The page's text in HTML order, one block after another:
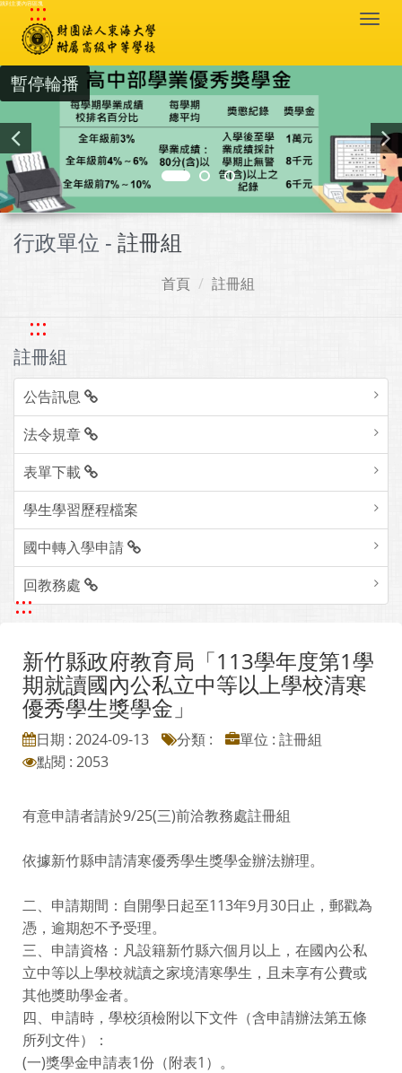
跳到主要內容區塊
:::
暫停輪播
行政單位 - 註冊組
首頁 註冊組
:::
註冊組
公告訊息
法令規章
表單下載
學生學習歷程檔案
國中轉入學申請
回教務處
:::
新竹縣政府教育局「113學年度第1學
期就讀國內公私立中等以上學校清寒
優秀學生獎學金」
日期 : 2024-09-13 分類 :
單位 : 註冊組
點閱 : 2053
有意申請者請於9/25(三)前洽教務處註冊組
依據新竹縣申請清寒優秀學生獎學金辦法辦理。
二、申請期間：自開學日起至113年9月30日止，郵戳為
憑，逾期恕不予受理。
三、申請資格：凡設籍新竹縣六個月以上，在國內公私
立中等以上學校就讀之家境清寒學生，且未享有公費或
其他獎助學金者。
四、申請時，學校須檢附以下文件（含申請辦法第五條
所列文件）：
(一)獎學金申請表1份（附表1）。